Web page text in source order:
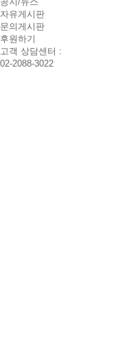
자유게시판
문의게시판
후원하기
고객 상담센터 :
02-2088-3022